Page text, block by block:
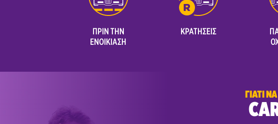
Τσιλιβί Ζακύνθου Τσιλιβί
ΠΡΙΝ ΤΗΝ
ΕΝΟΙΚΙΑΣΗ
ΚΡΑΤΗΣΕΙΣ
ΓΙΑΤΙ